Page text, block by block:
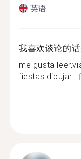
英语
我喜欢谈论的
me gusta
fiestas dibujar...